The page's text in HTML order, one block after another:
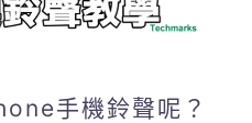
手機鈴聲呢？